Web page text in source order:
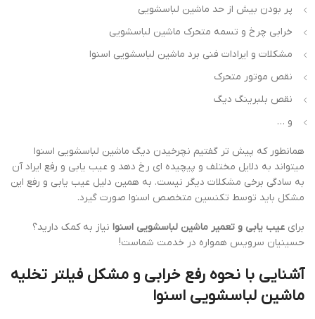
پر بودن بیش از حد ماشین لباسشویی
خرابی چرخ و تسمه متحرک ماشین لباسشویی
مشکلات و ایرادات فنی برد ماشین لباسشویی اسنوا
نقص موتور متحرک
نقص بلبرینگ دیگ
و …
همانطور که پیش تر گفتیم نچرخیدن دیگ ماشین لباسشویی اسنوا
میتواند به دلایل مختلف و پیچیده ای رخ دهد و عیب یابی و رفع ایراد آن
به سادگی برخی مشکلات دیگر نیست. به همین دلیل عیب یابی و رفع این
مشکل باید توسط تکنسین متخصص اسنوا صورت گیرد.
برای عیب یابی و تعمیر ماشین لباسشویی اسنوا نیاز به کمک دارید؟
حسینیان سرویس همواره در خدمت شماست!
آشنایی با نحوه رفع خرابی و مشکل فیلتر تخلیه
ماشین لباسشویی اسنوا